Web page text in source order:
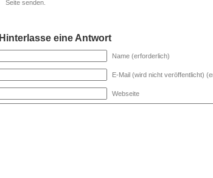
Seite senden.
Hinterlasse eine Antwort
Name (erforderlich)
E-Mail (wird nicht veröffentlicht)
Webseite